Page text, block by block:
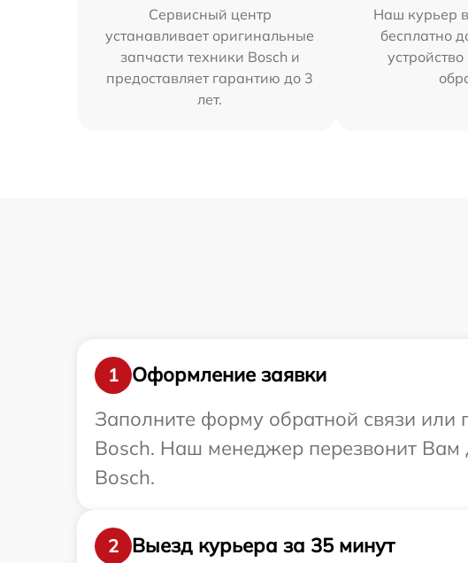
Сервисный центр
устанавливает оригинальные
запчасти техники Bosch и
предоставляет гарантию до 3
лет.
Наш курьер
бесплатно
1
Оформление заявки
Заполните форму обратной связи или
Bosch. Наш менеджер перезвонит Вам
Bosch.
2
Выезд курьера за 35 минут